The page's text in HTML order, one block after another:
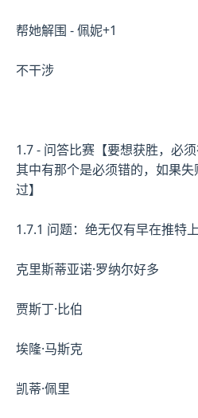
帮她解围 - 佩妮+1
不干涉
1.7 - 问答比赛【要想获胜，必
其中有那个是必须错的，如果
过】
1.7.1 问题：绝无仅有早在推特
克里斯蒂亚诺·罗纳尔好多
贾斯丁·比伯
埃隆·马斯克
凯蒂·佩里